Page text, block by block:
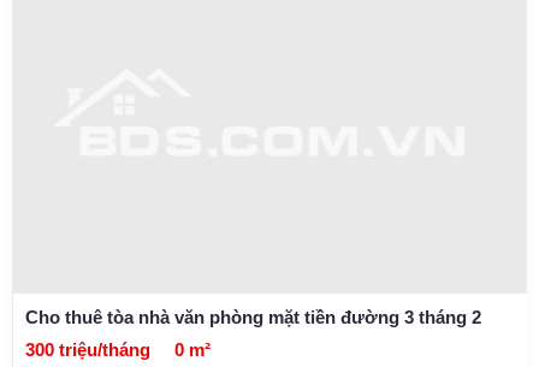
Cho thuê tòa nhà văn phòng mặt tiền đường 3 tháng 2
300 triệu/tháng
0 m²